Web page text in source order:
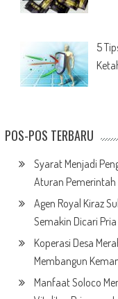
5
POS-POS TERBARU
Syarat Menjadi
Aturan
Agen Royal Kiraz
Semakin Dicari
Koperasi Desa
Membangun
Manfaat Soloco